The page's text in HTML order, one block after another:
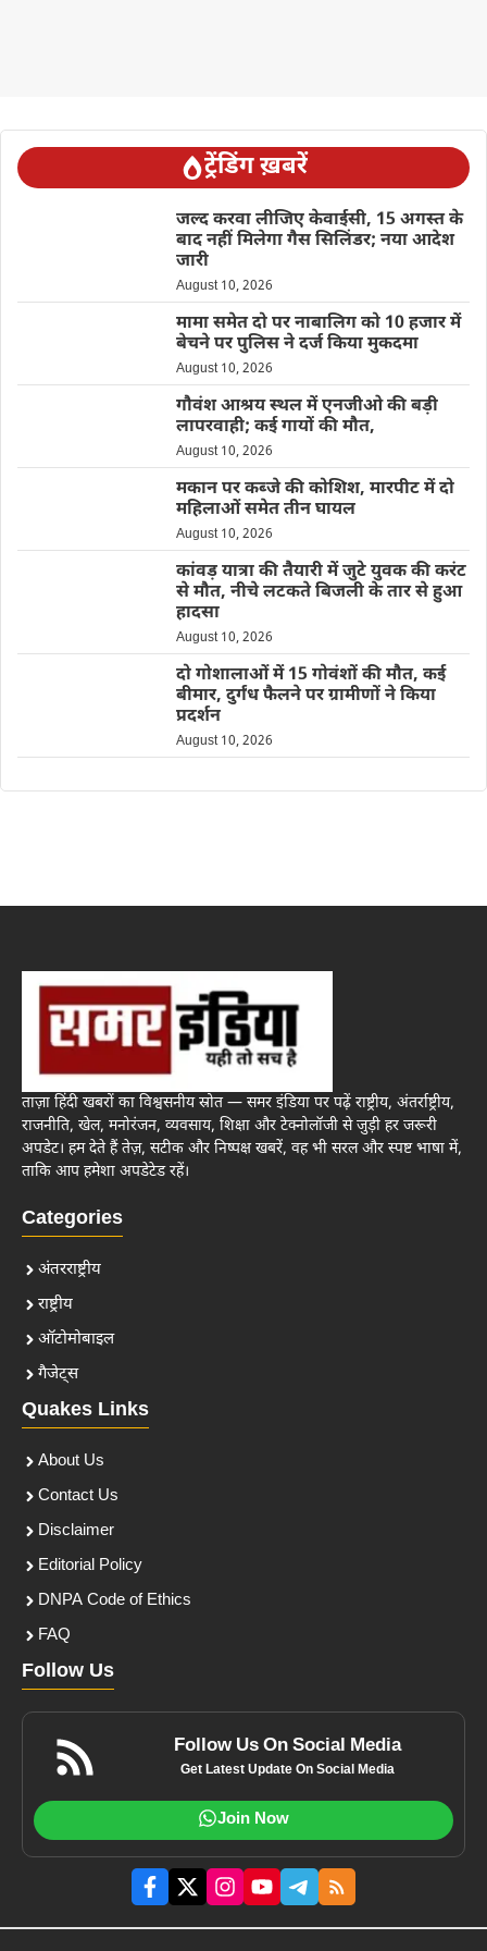
ट्रेंडिंग ख़बरें
जल्द करवा लीजिए केवाईसी, 15 अगस्त के
बाद नहीं मिलेगा गैस सिलिंडर; नया आदेश
जारी
August 10, 2026
मामा समेत दो पर नाबालिग को 10 हजार में
बेचने पर पुलिस ने दर्ज किया मुकदमा
August 10, 2026
गौवंश आश्रय स्थल में एनजीओ की बड़ी
लापरवाही; कई गायों की मौत,
August 10, 2026
मकान पर कब्जे की कोशिश, मारपीट में दो
महिलाओं समेत तीन घायल
August 10, 2026
कांवड़ यात्रा की तैयारी में जुटे युवक की करंट
से मौत, नीचे लटकते बिजली के तार से हुआ
हादसा
August 10, 2026
दो गोशालाओं में 15 गोवंशों की मौत, कई
बीमार, दुर्गंध फैलने पर ग्रामीणों ने किया
प्रदर्शन
August 10, 2026
ताज़ा हिंदी खबरों का विश्वसनीय स्रोत — समर इंडिया पर पढ़ें राष्ट्रीय, अंतर्राष्ट्रीय,
राजनीति, खेल, मनोरंजन, व्यवसाय, शिक्षा और टेक्नोलॉजी से जुड़ी हर जरूरी
अपडेट। हम देते हैं तेज़, सटीक और निष्पक्ष खबरें, वह भी सरल और स्पष्ट भाषा में,
ताकि आप हमेशा अपडेटेड रहें।
Categories
अंतरराष्ट्रीय
राष्ट्रीय
ऑटोमोबाइल
गैजेट्स
Quakes Links
About Us
Contact Us
Disclaimer
Editorial Policy
DNPA Code of Ethics
FAQ
Follow Us
Follow Us On Social Media
Get Latest Update On Social Media
Join Now